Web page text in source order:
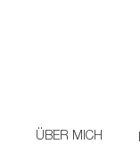
ÜBER MICH